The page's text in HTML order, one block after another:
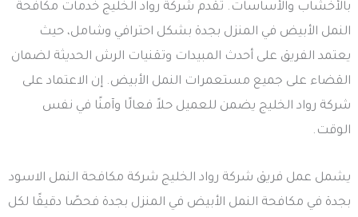
بالأخشاب والأساسات. تقدم شركة رواد الخليج خدمات مكافحة
النمل الأبيض في المنزل بجدة بشكل احترافي وشامل، حيث
يعتمد الفريق على أحدث المبيدات وتقنيات الرش الحديثة لضمان
القضاء على جميع مستعمرات النمل الأبيض. إن الاعتماد على
شركة رواد الخليج يضمن للعميل حلاً فعالًا وآمنًا في نفس
الوقت.
يشمل عمل فريق شركة رواد الخليج شركة مكافحة النمل الاسود
بجدة في مكافحة النمل الأبيض في المنزل بجدة فحصًا دقيقًا لكل